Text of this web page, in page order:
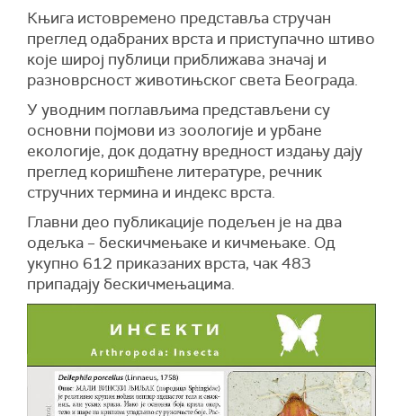
Књига истовремено представља стручан
преглед одабраних врста и приступачно штиво
које широј публици приближава значај и
разноврсност животињског света Београда.
У уводним поглављима представљени су
основни појмови из зоологије и урбане
екологије, док додатну вредност издању дају
преглед коришћене литературе, речник
стручних термина и индекс врста.
Главни део публикације подељен је на два
одељка – бескичмењаке и кичмењаке. Од
укупно 612 приказаних врста, чак 483
припадају бескичмењацима.